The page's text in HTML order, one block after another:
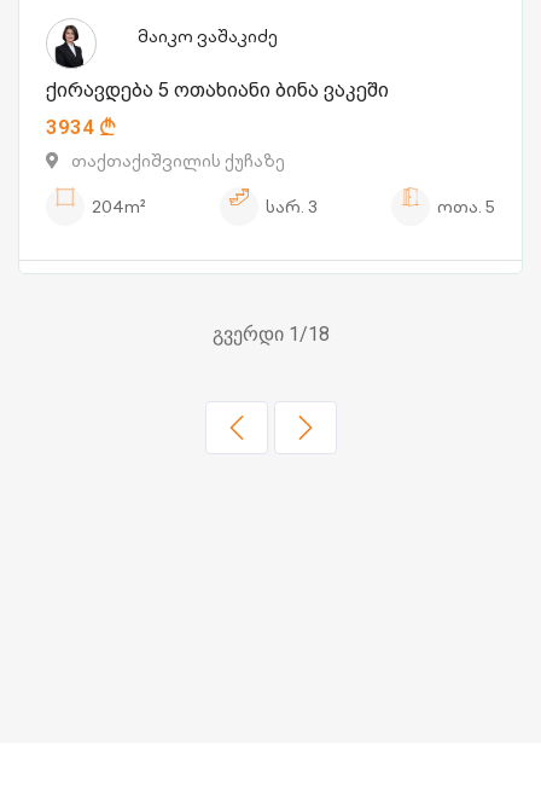
მაიკო ვაშაკიძე
ქირავდება 5 ოთახიანი ბინა ვაკეში
3934
თაქთაქიშვილის ქუჩაზე
204m²
სარ. 3 ოთა. 5
გვერდი 1/18